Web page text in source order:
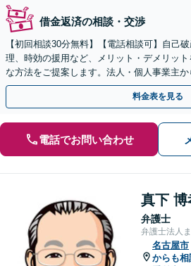
借金返済の相談・交渉
【初回相談30分無料】【電話相談可】自己
理、時効の援用など、メリット・デメリッ
な方法をご提案します。法人・個人事業主
専門官】【久屋大通駅1分】
料金表を見る
電話でお問い合わせ
真下 博
弁護士
弁護士法人
名古屋市
からも相